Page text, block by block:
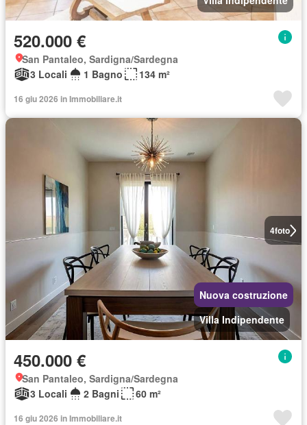
520.000 €
San Pantaleo, Sardigna/Sardegna
3 Locali
1 Bagno 134 m²
16 giu 2026 in Immobiliare.it
4foto
Nuova costruzione
Villa Indipendente
450.000 €
San Pantaleo, Sardigna/Sardegna
3 Locali
2 Bagni 60 m²
16 giu 2026 in Immobiliare.it